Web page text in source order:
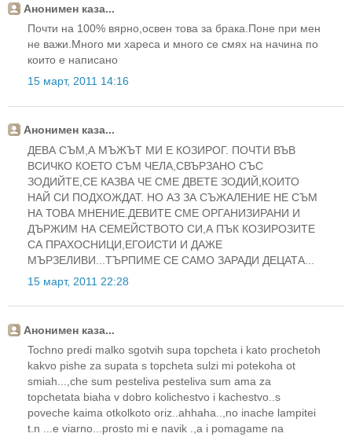
Анонимен каза...
Почти на 100% вярно,освен това за брака.Поне при мен
не важи.Много ми хареса и много се смях на начина по
които е написано
15 март, 2011 14:16
Анонимен каза...
ДЕВА СЪМ,А МЪЖЪТ МИ Е КОЗИРОГ. ПОЧТИ ВЪВ
ВСИЧКО КОЕТО СЪМ ЧЕЛА,СВЪРЗАНО СЪС
ЗОДИЙТЕ,СЕ КАЗВА ЧЕ СМЕ ДВЕТЕ ЗОДИЙ,КОИТО
НАЙ СИ ПОДХОЖДАТ. НО АЗ ЗА СЪЖАЛЕНИЕ НЕ СЪМ
НА ТОВА МНЕНИЕ.ДЕВИТЕ СМЕ ОРГАНИЗИРАНИ И
ДЪРЖИМ НА СЕМЕЙСТВОТО СИ,А ПЪК КОЗИРОЗИТЕ
СА ПРАХОСНИЦИ,ЕГОИСТИ И ДАЖЕ
МЪРЗЕЛИВИ...ТЪРПИМЕ СЕ САМО ЗАРАДИ ДЕЦАТА...
15 март, 2011 22:28
Анонимен каза...
Tochno predi malko sgotvih supa topcheta i kato prochetoh
kakvo pishe za supata s topcheta sulzi mi potekoha ot
smiah...,che sum pesteliva pesteliva sum ama za
topchetata biaha v dobro kolichestvo i kachestvo..s
poveche kaima otkolkoto oriz..ahhaha..,no inache lampitei
t.n ...e viarno...prosto mi e navik .,a i pomagame na